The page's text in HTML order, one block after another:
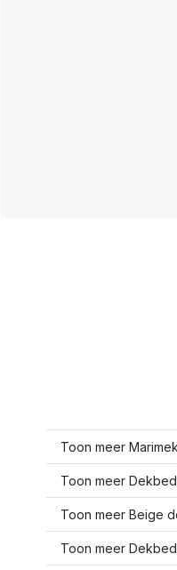
Toon meer
Toon meer
Toon meer Beige
Toon meer